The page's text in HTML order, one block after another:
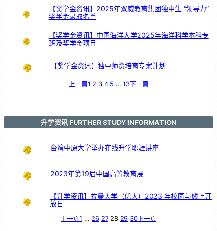
【奖学金资讯】2025年双威教育集团独中生 “领导力”
奖学金录取名单
【奖学金资讯】中国海洋大学2025年海洋科学本科专
班及奖学金项目
【奖学金资讯】独中师资培育专案计划
上一頁1 2 3 4 5 … 13下一頁
升学资讯 FURTHER STUDY INFORMATION
台湾中原大学举办在线升学职涯讲座
2023年第19届中国高等教育展
【升学资讯】拉曼大学（优大）2023 年校园与线上开
放日
上一頁1 … 26 27 28 29 30下一頁